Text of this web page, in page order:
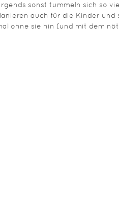
sonst tummeln sich so
auch für die Kinder
ohne sie hin (und mit dem